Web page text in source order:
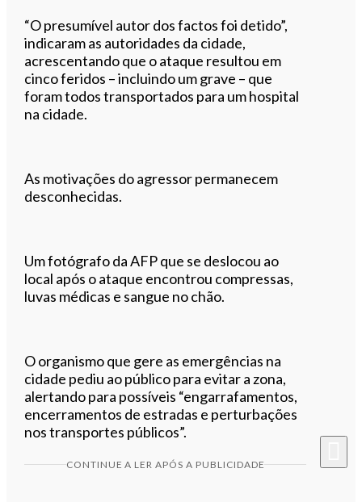
“O presumível autor dos factos foi detido”,
indicaram as autoridades da cidade,
acrescentando que o ataque resultou em
cinco feridos – incluindo um grave – que
foram todos transportados para um hospital
na cidade.
As motivações do agressor permanecem
desconhecidas.
Um fotógrafo da AFP que se deslocou ao
local após o ataque encontrou compressas,
luvas médicas e sangue no chão.
O organismo que gere as emergências na
cidade pediu ao público para evitar a zona,
alertando para possíveis “engarrafamentos,
encerramentos de estradas e perturbações
nos transportes públicos”.
CONTINUE A LER APÓS A PUBLICIDADE